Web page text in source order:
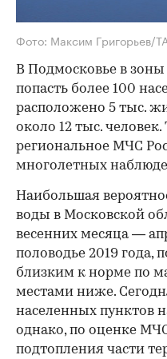
Фото: Максим Григорьев/
В Подмосковье в
попасть более 100
расположено 5 тыс.
около 12 тыс.
региональное МЧС
многолетных
Наибольшая
воды в Московской
весенних месяца —
половодье 2019 года,
близким к норме по
местами ниже.
населенных пунктов
однако, по оценке
подтопления части